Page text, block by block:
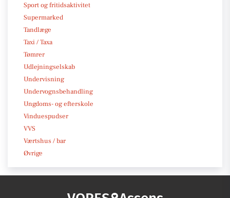
Sport og fritidsaktivitet
Supermarked
Tandlæge
Taxi / Taxa
Tømrer
Udlejningselskab
Undervisning
Undervognsbehandling
Ungdoms- og efterskole
Vinduespudser
VVS
Værtshus / bar
Øvrige